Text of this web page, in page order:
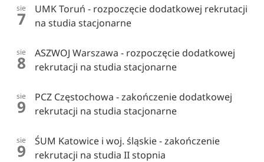
sie
7
UMK Toruń - rozpoczęcie dodatkowej rekrutacji
na studia stacjonarne
sie
8
ASZWOJ Warszawa - rozpoczęcie dodatkowej
rekrutacji na studia stacjonarne
sie
9
PCZ Częstochowa - zakończenie dodatkowej
rekrutacji na studia stacjonarne
sie
9
ŚUM Katowice i woj. śląskie - zakończenie
rekrutacji na studia II stopnia